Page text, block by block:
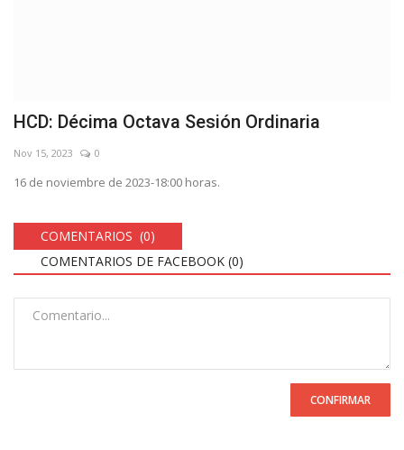
HCD: Décima Octava Sesión Ordinaria
Nov 15, 2023 0
16 de noviembre de 2023-18:00 horas.
COMENTARIOS (0)
COMENTARIOS DE FACEBOOK (0)
CONFIRMAR